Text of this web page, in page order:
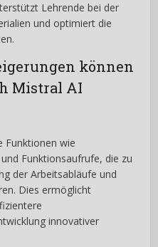
Lehrende bei der
und optimiert die
können
Mistral AI
Funktionen wie
Funktionsaufrufe, die zu
der Arbeitsabläufe und
Dies ermöglicht
innovativer